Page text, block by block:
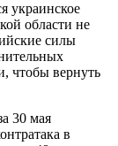
украинское
области не
силы
чтобы вернуть
30 мая
в